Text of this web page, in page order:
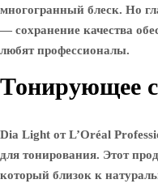
многогранный блеск. Но
— сохранение качества
любят профессионалы.
Тонирующее
Dia Light от L’Oréal
для тонирования. Этот
который близок к